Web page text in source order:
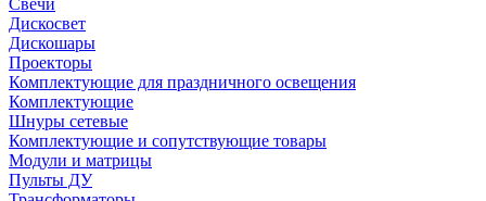
Свечи
Дискосвет
Дискошары
Проекторы
Комплектующие для праздничного освещения
Комплектующие
Шнуры сетевые
Комплектующие и сопутствующие товары
Модули и матрицы
Пульты ДУ